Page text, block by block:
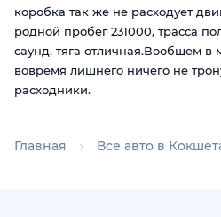
коробка так же не расходует
родной пробег 231000, трасса
саунд, тяга отличная.Вообщем в
вовремя лишнего ничего не
расходники.
Главная Все авто в